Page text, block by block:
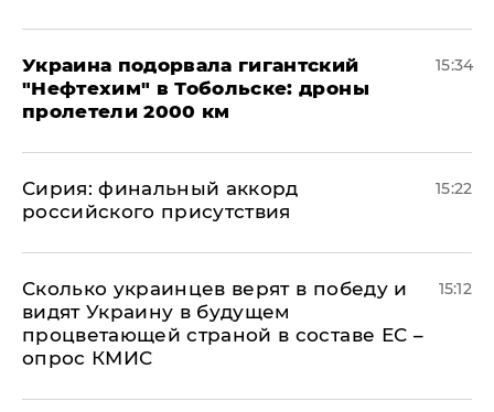
Украина подорвала гигантский
"Нефтехим" в Тобольске: дроны
пролетели 2000 км
15:34
​Сирия: финальный аккорд
российского присутствия
15:22
Сколько украинцев верят в победу и
видят Украину в будущем
процветающей страной в составе ЕС –
опрос КМИС
15:12